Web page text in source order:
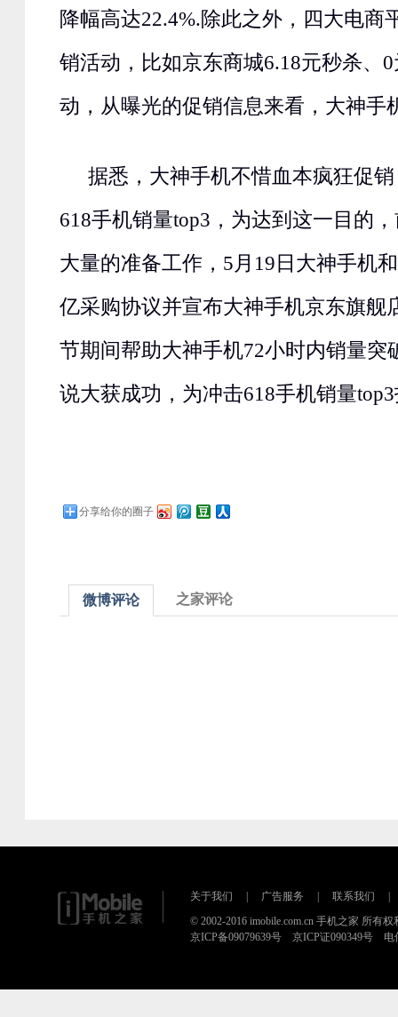
降幅高达22.4%.除此之外，四大电商
销活动，比如京东商城6.18元秒杀、
动，从曝光的促销信息来看，大神手
据悉，大神手机不惜血本疯狂促
618手机销量top3，为达到这一目的
大量的准备工作，5月19日大神手机
亿采购协议并宣布大神手机京东旗舰
节期间帮助大神手机72小时内销量突
说大获成功，为冲击618手机销量
分享给你的圈子
微博评论 之家评论
关于我们 广告服务 联系我们
© 2002-2016 imobile.com.cn 手机之家 所有权
京ICP备09079639号 京ICP证090349号 电